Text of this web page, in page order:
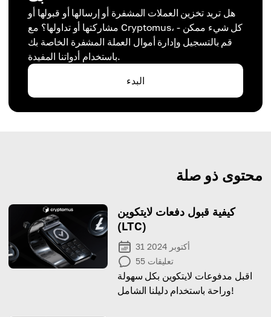
هل تريد تخزين العملات المشفرة أو إرسالها أو قبولها أو
مشاركتها أو تداولها؟ مع Cryptomus، كل شيء ممكن -
قم بالتسجيل وإدارة أموال العملة المشفرة الخاصة بك
باستخدام أدواتنا المفيدة.
البدء
محتوى ذو صلة
كيفية قبول دفعات لايتكوين
(LTC)
31 أكتوبر 2024
55 تعليقات
اقبل مدفوعات لايتكوين بكل سهولة
وراحة باستخدام دليلنا الشامل!